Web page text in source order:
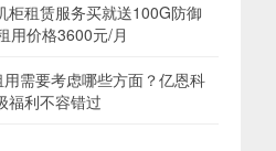
柜租赁服务买就送100G防御
用价格3600元/月
用需要考虑哪些方面？亿恩科
福利不容错过